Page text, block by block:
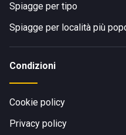
Spiagge per tipo
Spiagge per località più
Condizioni
Cookie policy
Privacy policy